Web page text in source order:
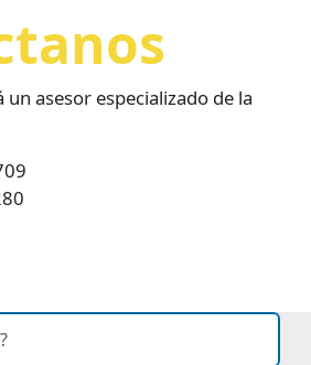
asesor especializado de la